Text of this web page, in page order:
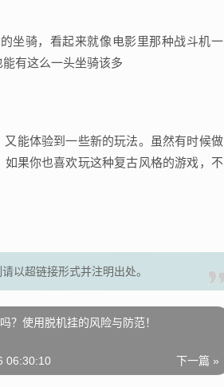
坐骑，看起来就像电影里那种战斗机一
有这么一头坐骑该多
又能体验到一些新的玩法。虽然有时候做
果你也喜欢玩这种复古风格的游戏，不
以超链接形式并注明出处。
？使用脱机挂的风险与防范！
下一篇 »
06:30:10